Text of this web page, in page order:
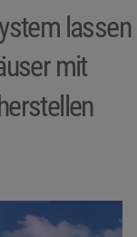
lassen
mit